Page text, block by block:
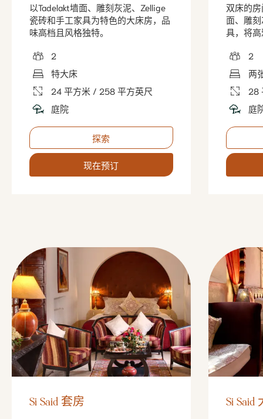
以Tadelakt墙面、雕刻灰泥、Zellige
瓷砖和手工家具为特色的大床房，品
味高档且风格独特。
2
特大床
24 平方米 / 258 平方英尺
庭院
探索
现在预订
双床的
面、雕
具，将
2
两
28
庭
Si Said 套房 Si Said